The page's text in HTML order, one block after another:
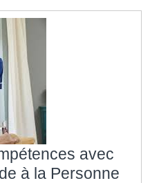
avec
à la Personne